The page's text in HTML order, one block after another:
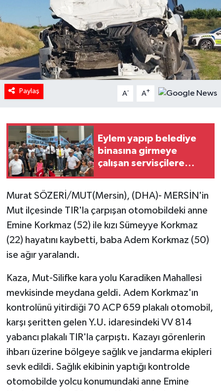
Paylaş A- A+
Eylem yapıp belediye
binasına girmeye
çalışan servisçilere
Murat SÖZERİ/MUT(Mersin), (DHA)- MERSİN'in
Mut ilçesinde TIR'la çarpışan otomobildeki anne
Emine Korkmaz (52) ile kızı Sümeyye Korkmaz
(22) hayatını kaybetti, baba Adem Korkmaz (50)
ise ağır yaralandı.
Kaza, Mut-Silifke kara yolu Karadiken Mahallesi
mevkisinde meydana geldi. Adem Korkmaz'ın
kontrolünü yitirdiği 70 ACP 659 plakalı otomobil,
karşı şeritten gelen Y.U. idaresindeki VV 814
yabancı plakalı TIR'la çarpıştı. Kazayı görenlerin
ihbarı üzerine bölgeye sağlık ve jandarma ekipleri
sevk edildi. Sağlık ekibinin yaptığı kontrolde
otomobilde yolcu konumundaki anne Emine